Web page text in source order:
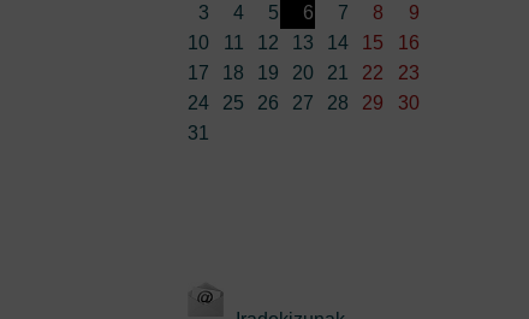
3
4 5 6 7 8
9
10
11 12 13 14 15
16
17
18 19 20 21 22
23
24
25 26 27 28 29
30
31